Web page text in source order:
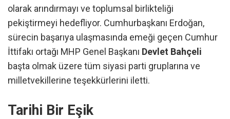
olarak arındırmayı ve toplumsal birlikteliği
pekiştirmeyi hedefliyor. Cumhurbaşkanı Erdoğan,
sürecin başarıya ulaşmasında emeği geçen Cumhur
İttifakı ortağı MHP Genel Başkanı Devlet Bahçeli
başta olmak üzere tüm siyasi parti gruplarına ve
milletvekillerine teşekkürlerini iletti.
Tarihi Bir Eşik